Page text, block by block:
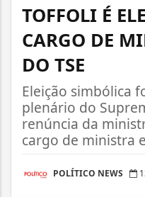
TOFFOLI É
CARGO DE
DO TSE
Eleição simbólica
plenário do
renúncia da
cargo de ministra
POLÍTICO NEWS